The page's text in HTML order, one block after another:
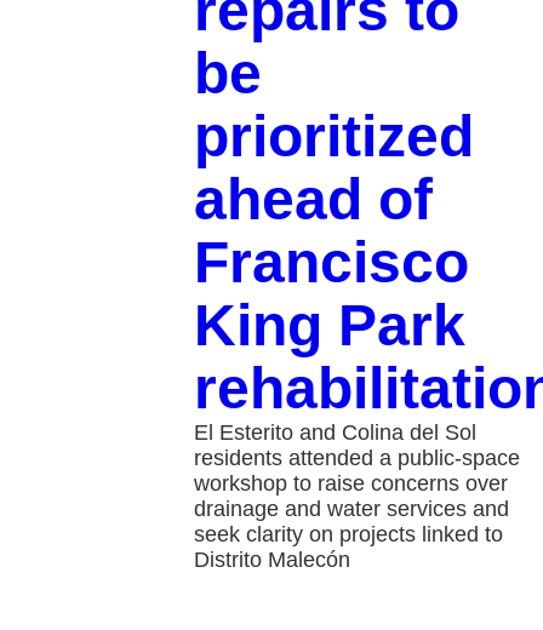
be
prioritized
ahead of
Francisco
King Park
El Esterito and Colina del Sol
residents attended a public-space
workshop to raise concerns over
drainage and water services and
seek clarity on projects linked to
Distrito Malecón